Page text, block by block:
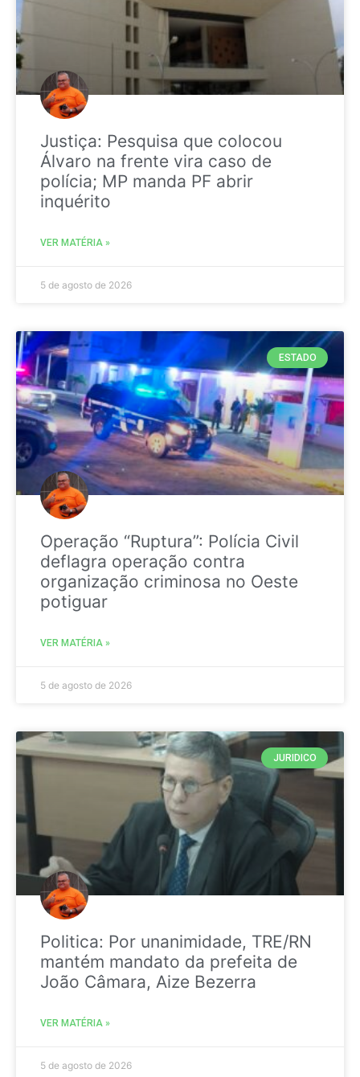
Justiça: Pesquisa que colocou
Álvaro na frente vira caso de
polícia; MP manda PF abrir
inquérito
VER MATÉRIA »
5 de agosto de 2026
ESTADO
Operação “Ruptura”: Polícia Civil
deflagra operação contra
organização criminosa no Oeste
potiguar
VER MATÉRIA »
5 de agosto de 2026
JURIDICO
Politica: Por unanimidade, TRE/RN
mantém mandato da prefeita de
João Câmara, Aize Bezerra
VER MATÉRIA »
5 de agosto de 2026